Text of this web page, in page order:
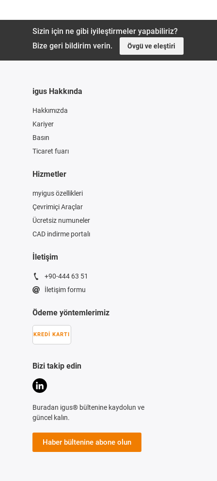
Sizin için ne gibi iyileştirmeler yapabiliriz?
Bize geri bildirim verin.
Övgü ve eleştiri
igus Hakkında
Hakkımızda
Kariyer
Basın
Ticaret fuarı
Hizmetler
myigus özellikleri
Çevrimiçi Araçlar
Ücretsiz numuneler
CAD indirme portalı
İletişim
+90-444 63 51
İletişim formu
Ödeme yöntemlerimiz
KREDI KARTI
Bizi takip edin
Buradan igus® bültenine kaydolun ve
güncel kalın.
Haber bültenine abone olun